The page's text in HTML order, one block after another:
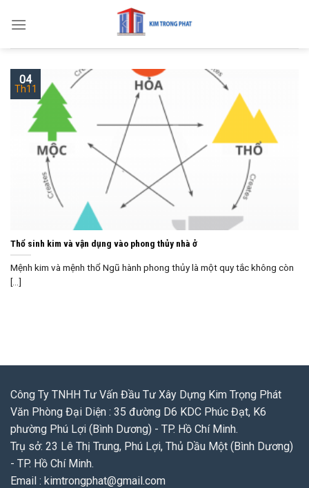
Thổ sinh kim và vận dụng vào phong thủy nhà ở
Mệnh kim và mệnh thổ Ngũ hành phong thủy là một quy tắc không còn
[...]
04
Th11
Công Ty TNHH Tư Vấn Đầu Tư Xây Dựng Kim Trọng Phát
Văn Phòng Đại Diện : 35 đường D6 KDC Phúc Đạt, K6
phường Phú Lợi (Bình Dương) - TP. Hồ Chí Minh.
Trụ sở: 23 Lê Thị Trung, Phú Lợi, Thủ Dầu Một (Bình Dương)
- TP. Hồ Chí Minh.
Email : kimtrongphat@gmail.com